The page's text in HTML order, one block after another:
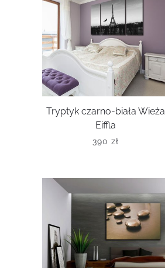
Tryptyk czarno-biała Wieża
Eiffla
390 zł